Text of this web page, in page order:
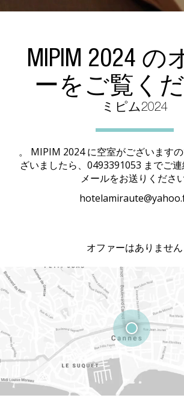
MIPIM 2024 の
ーをご覧く
ミピム2024
。 MIPIM 2024 に空室がございます
ざいましたら、0493391053 までご連
メールをお送りくださ
オファーはありません